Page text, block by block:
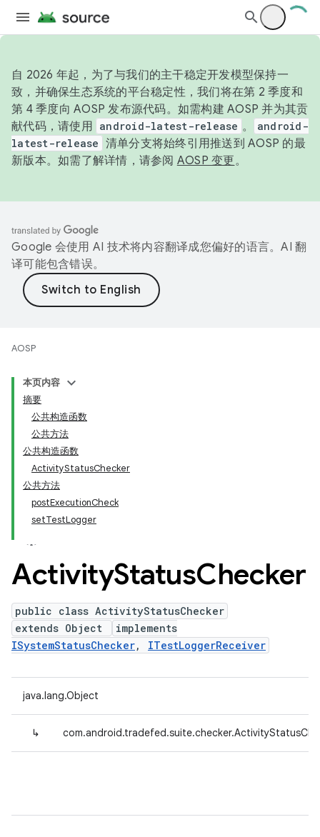
自 2026 年起，为了与我们的主干稳定开发模型保持一
致，并确保生态系统的平台稳定性，我们将在第 2 季度和
第 4 季度向 AOSP 发布源代码。如需构建 AOSP 并为其贡
献代码，请使用 android-latest-release 。
android-
latest-release 清单分支将始终引用推送到 AOSP 的最
新版本。如需了解详情，请参阅 AOSP 变更。
Google 会使用 AI 技术将内容翻译成您偏好的语言。AI 翻
译可能包含错误。
AOSP
本页内容
摘要
公共构造函数
公共方法
公共构造函数
ActivityStatusChecker
公共方法
postExecutionCheck
setTestLogger
ActivityStatusChecker
public class ActivityStatusChecker
extends Object
implements
ISystemStatusChecker, ITestLoggerReceiver
java.lang.Object
↳